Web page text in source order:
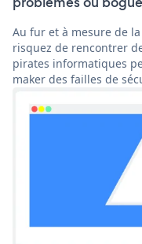
Au fur et à mesure de
risquez de rencontrer
pirates informatiques
maker des failles de